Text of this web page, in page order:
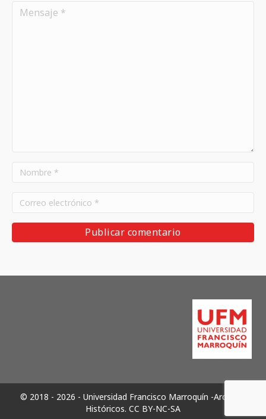
© 2018 - 2026 - Universidad Francisco Marroquín -Archivos
Históricos. CC BY-NC-SA